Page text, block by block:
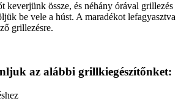
keverjünk össze, és néhány órával grillezés
be vele a húst. A maradékot lefagyasztva
grillezésre.
az alábbi grillkiegészítőnket: